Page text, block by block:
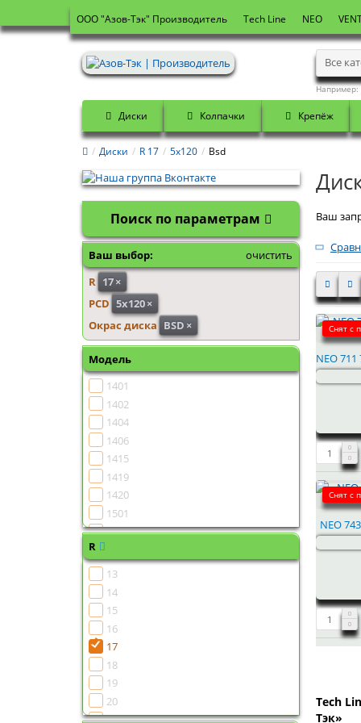
OOO "Азов-Тэк" Производитель Tech Line NEO
Все
Например:
Диски Колпачки Крепёж
Диски R 17 5x120 Bsd
Поиск по параметрам
Ваш выбор:
очистить
R 17×
PCD 5x120×
Окрас диска BSD ×
Модель
1401
1402
1404
1406
1415
1419
1420
1501
1502
1505
1507
1510
1513
1516
R
13
14
15
16
17
18
19
20
21
Ваш
Снят с
NEO 711
Снят с
NEO
Tech
Тэк»